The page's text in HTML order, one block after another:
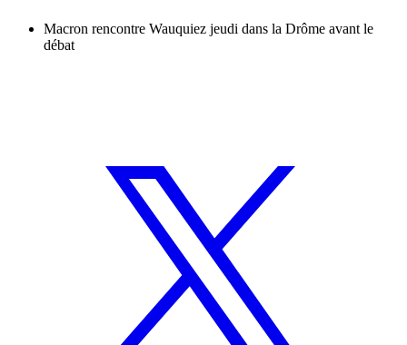
Macron rencontre Wauquiez jeudi dans la Drôme avant le
débat